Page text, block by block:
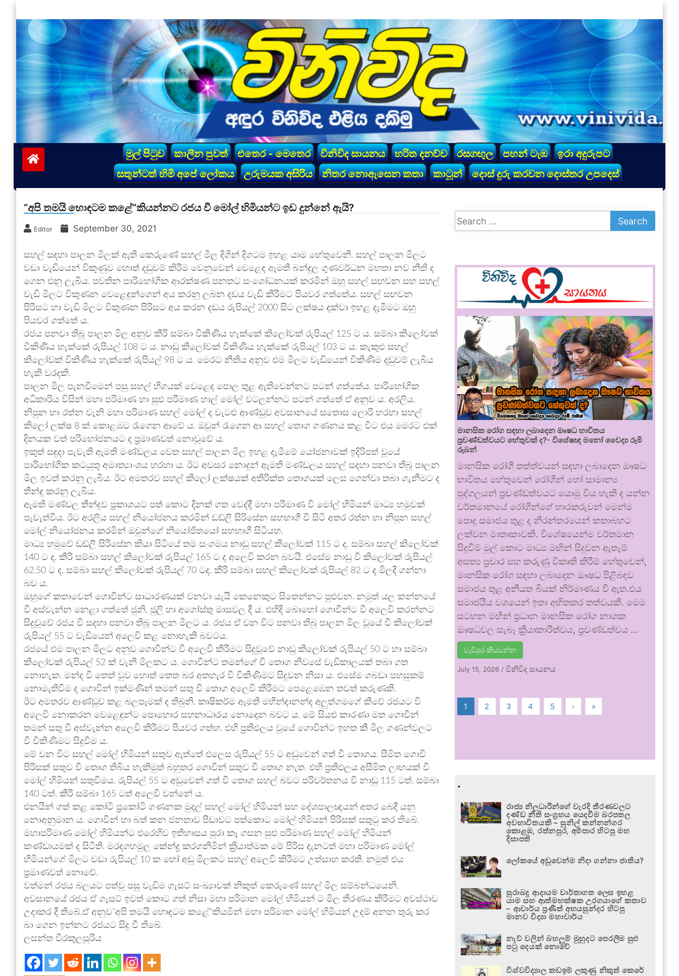
to
content
vinivida.lk
මුල් පිටුව කාලීන පුවත් එතෙර - මෙතෙර විනිවිද සායනය හරිත දනව්ව රසගඟුල පහන් ටැඹ
ඉරා අදුරුපට
සතුන්ටත් හිමි අපේ ලෝකය
උරුමයක අසිරිය නිතර නොඇසෙන කතා කාටූන් දොස් දුරු කරවන දොස්තර උපදෙස්
“අපි තමයි හොඳටම කළේ”කියන්නට රජය වී මෝල් හිමියන්ට ඉඩ දුන්නේ ඇයි?
Editor September 30, 2021
සහල් සඳහා පාලන මිලක් ඇති කෙරුණේ සහල් මිල දිගින් දිගටම ඉහළ යාම හේතුවෙනි. සහල් පාලන මිලට
වඩා වැඩියෙන් විකුණුව හොත් දඬුවම් කිරීම වෙනුවෙන් වෙළෙඳ ඇමති බන්දුල ගුණවර්ධන මහතා නව නීති ද
ගෙන එනු ලැබීය. පවතින පාරිභෝගික ආරක්ෂණ පනතට සංශෝධනයක් කරමින් ඔහු සහල් සඟවන සහ සහල්
වැඩි මිලට විකුණන වෙළෙඳුන්ගෙන් අය කරනු ලබන දඩය වැඩි කිරීමට පියවර ගත්තේය. සහල් සඟවන
පිරිසට හා වැඩි මිලට විකුණන පිරිසට අය කරන දඩය රුපියල් 2000 සිට ලක්ෂය දක්වා ඉහළ දැමීමට ඔහු
පියවර ගත්තේ ය.
රජය පනවා තිබූ පාලන මිල අනුව කීරි සම්බා විකිණිය හැක්කේ කිලෝවක් රුපියල් 125 ට ය. සම්බා කිලෝවක්
විකිණිය හැක්කේ රුපියල් 108 ට ය. නාඩු කිලෝවක් විකිණිය හැක්කේ රුපියල් 103 ට ය. කැකුළු සහල්
කිලෝවක් විකිණිය හැක්කේ රුපියල් 98 ට ය. මෙරට නීතිය අනුව එම මිලට වැඩියෙන් විකිණිම දඩුවම් ලැබිය
හැකි වරදකි.
පාලන මිල පැනවීමෙන් පසු සහල් හිගයක් වෙළෙද පොල තුළ ඇතිවෙන්නට පටන් ගත්තේය. පාරිභෝගික
අධිකාරිය විසින් මහා පරිමාණ හා සුළු පරිමාණ හාල් මෝල් වටලන්නට පටන් ගත්තේ ඒ අනුව ය. අරලිය,
නිපුන හා රත්න වැනි මහා පරිමාණ සහල් මෝල් ද වැටළු ආණ්ඩුව අවසානයේ සතොස ලොරි හරහා සහල්
කිලෝ ලක්ෂ 8 ක් කොළඹට රැගෙන ආවේ ය. ඔවුන් රැගෙන ආ සහල් තොග ගණනය කළ විට එය මෙරට එක්
දිනයක වත් පරිභෝජනයට ද ප්‍රමාණවත් නොවූවේ ය.
ඉකුත් සඳුදා පැවැති ඇමති මණ්ඩලය වෙත සහල් පාලන මිල ඉහළ දැමීමේ යෝජනාවක් ඉදිරිපත් වූයේ
පාරිභෝගික කටයුතු අමාත්‍යාංශය හරහා ය. ඊට අවසර නොදුන් ඇමති මණ්ඩලය සහල් සදහා පනවා තිබූ පාලන
මිල ඉවත් කරනු ලැබීය. ඊට අමතරව සහල් කිලෝ ලක්ෂයක් අතිරික්ත තොගයක් ලෙස ගෙන්වා තබා ගැනීමට ද
තීන්දු කරනු ලැබීය.
ඇමති මණ්ඩල තීන්දුව ප්‍රකාශයට පත් කොට දිනක් ගත වෙද්දී මහා පරිමාණ වී මෝල් හිමියන් මාධ්‍ය හමුවක්
පැවැත්වීය. ඊට අරලිය සහල් නියෝජනය කරමින් ඩඩ්ලි සිරිසේන සහභාගී වී සිටි අතර රත්න හා නිපුන සහල්
මෝල් නියෝජනය කරමින් ඔවුන්ගේ නියෝජිතයෝ සහභාගී සිටියහ.
මාධ්‍ය හමුවේ ඩඩ්ලි සිරිසේන කියා සිටියේ තම සංගමය නාඩු සහල් කිලෝවක් 115 ට ද, සම්බා සහල් කිලෝවක්
140 ට ද, කීරි සම්බා සහල් කිලෝවක් රුපියල් 165 ට ද අලෙවි කරන බවයි. එසේම නාඩු වී කිලෝවක් රුපියල්
62.50 ට ද, සම්බා සහල් කිලෝවක් රුපියල් 70 ටද, කීරි සම්බා සහල් කිලෝවක් රුපියල් 82 ට ද මිලදී ගන්නා
බව ය.
ඔහුගේ කතාවෙන් ගොවීන්ට සාධාරණයක් වනවා යැයි කෙනෙකුට සිතෙන්නට පුළුවන. නමුත් යල කන්නයේ
වී අස්වැන්න නෙළා ගත්තේ ජුනි, ජුලි හා අගෝස්තු මාසවල දී ය. එහිදි බොහෝ ගොවීන්ට වී අලෙවි කරන්නට
සිදුවූවේ රජය වී සදහා පනවා තිබූ පාලන මිලට ය. රජය ඒ වන විට පනවා තිබු පාලන මිල වූයේ වී කිලෝවක්
රුපියල් 55 ට වැඩියෙන් අලෙවි කළ නොහැකි බවටය.
රජයේ එම පාලන මිලට අනුව ගොවීන්ට වී අලෙවි කිරීමට සිදුවූවේ නාඩු කිලෝවක් රුපියල් 50 ට හා සම්බා
කිලෝවක් රුපියල් 52 ක් වැනි මිලකට ය. ගොවීන්ට තමන්ගේ වී තොග නිවසේ වැඩිකාලයක් තබා ගත
නොහැක. මන්ද වී තෙත් වුව හොත් තෙත බර අතහැර වී විකිණිමට සිදුවන නිසා ය. එසේම ගබඩා පහසුකම්
නොමැතිවීම ද ගොවීන් ඉක්මණින් තමන් සතු වී තොග අලෙවි කිරීමට පෙළෙඹෙන තවත් කරුණකි.
ඊට අමතරව ආණ්ඩුව කළ බලපෑමක් ද තිබුනි. කෘෂිකර්ම ඇමති මහින්දානන්ද අලුත්ගමගේ කීවේ රජයට වී
අලෙවි නොකරන වෙළෙඳුන්ට පොහොර සහනාධාරය නොදෙන බවට ය. මේ සියළු කාරණා මත ගොවීන්
තමන් සතු වී අස්වැන්න අලෙවි කිරීමට පියවර ගත්හ. එහි ප්‍රතිඵලය වූයේ ගොවීන්ට ඉහත කී මිල ගණන්වලට
වී විකිණිමට සිදුවීම ය.
මේ වන විට සහල් මෝල් හිමියන් සතුව ඇත්තේ එලෙස රුපියල් 55 ට අඩුවෙන් ගත් වී තොගය. සීමිත ගොවි
පිරිසක් සතුව වී තොග තිබිය හැකිමුත් බහුතර ගොවීන් සතුව වී තොග නැත. එහි ප්‍රතිඵලය අසීමිත ලාභයක් වී
මෝල් හිමියන් සතුවීමය. රුපියල් 55 ට අඩුවෙන් ගත් වී තොග සහල් බවට පරිවර්තනය වී නාඩු 115 ටත්, සම්බා
140 ටත්, කීරි සම්බා 165 ටත් අලෙවි වන්නේ ය.
එනයින් ගත් කළ කෝටි ප්‍රකෝටි ගණනක මුදල් සහල් මෝල් හිමියන් සහ දේශපාලඥයන් අතර බෙදී යනු
නොඅනුමාන ය. ගොවීන් හා බත් කන ජනතාව පීඩාවට පත්කොට මෝල් හිමියන් පිරිසක් සතුටු කර තිබේ.
මහාපරිමාණ මෝල් හිමියන්ට එරෙහිව ඉතිහාසය පුරා කෑ ගසන සුළු පරිමාණ සහල් මෝල් හිමියන්
කණ්ඩායමක් ද සිටිති. මරඳගහමුල කේන්ද්‍ර කරගනිමින් ක්‍රියාත්මක මේ පිරිස දැනටත් මහා පරිමාණ මෝල්
හිමියන්ගේ මිලට වඩා රුපියල් 10 ක හෝ අඩු මිලකට සහල් අලෙවි කිරීමට උත්සාහ කරති. නමුත් එය
ප්‍රමාණවත් නොවේ.
වත්මන් රජය බලයට පත්වූ පසු වැඩිම ගැසට් සංඛ්‍යාවක් නිකුත් කෙරුණේ සහල් මිල සම්බන්ධයෙනි.
අවසානයේ රජය ඒ ගැසට් ඉවත් කොට ගත් නිසා මහා පරිමාන මෝල් හිමියන් ට මිල තීරණය කිරීමට අවස්ථාව
උදාකර දී තිබේ.ඒ අනුව”අපි තමයි හොඳටම කළේ”කියමින් මහා පරිමාන මෝල් හිමියන් උදම් අනන තුරු කර
බා ගෙන ඉන්නට රජයට සිදු වී තිබේ.
ලසන්ත වීරකුලසූරිය
මානසික රෝග සඳහා ලබාදෙන ඖෂධ භාවිතය
ප්‍රචණ්ඩත්වයට හේතුවක් ද?- විශේෂඥ මනෝ වෛද්‍ය රූමි
රූබන්
මානසික රෝගී තත්ත්වයන් සඳහා ලබාදෙන ඖෂධ
භාවිතය හේතුවෙන් රෝගීන් හෝ සාමාන්‍ය
පුද්ගලයන් ප්‍රචණ්ඩත්වයට යොමු විය හැකි ද යන්න
වර්තමානයේ රෝගීන්ගේ භාරකරුවන් මෙන්ම
පොදු සමාජය තුළ ද නිරන්තරයෙන් කතාබහට
ලක්වන මාතෘකාවකි. විශේෂයෙන්ම වර්තමාන
සිදුවීම් මුල් කොට මාධ්‍ය මඟින් සිදුවන ඇතැම්
අසත්‍ය ප්‍රචාර සහ කරුණු විකෘති කිරීම් හේතුවෙන්,
මානසික රෝග සඳහා ලබාදෙන ඖෂධ පිළිබඳව
සමාජය තුළ අනියත බියක් නිර්මාණය වී ඇත.එය
සමාජයීය වශයෙන් ඉතා අහිතකර තත්වයකි. මෙම
සටහන මඟින් ප්‍රධාන මානසික රෝග නාශක
ඖෂධවල සැබෑ ක්‍රියාකාරීත්වය, ප්‍රචණ්ඩත්වය …
වැඩිපුර කියවන්න
July 15, 2026 /විනිවිද සායනය
1 2 3 4 5 › »
.
රාජ්‍ය නිලධාරීන්ගේ වැරදි තීරණවලට
දණ්ඩ නීති සංග්‍රහය යෙදවීම බරපතල
අවභාවිතයකි – සුනිල් කන්නන්ගර
කොළඹ, රත්නපුර, අම්පාර හිටපු මහ
දිසාපති
ලෝකයේ අඩුවෙන්ම නිදා ගන්නා ජාතිය?
සුරාබදු ආදායම වාර්තාගත ලෙස ඉහළ
යාම සහ ආත්මභක්ෂක උරගයාගේ කතාව
– ආචාර්ය ප්‍රණීත් අභයසුන්දර හිටපු
මානව විද්‍යා මහාචාර්ය
නැව් වලින් බහලුම් මුහුදට පෙරලීම සුළු
පටු දෙයක් නොවේ
විශ්වවිද්‍යාල කඩඉම් ලකුණු නිකුත් කෙරේ